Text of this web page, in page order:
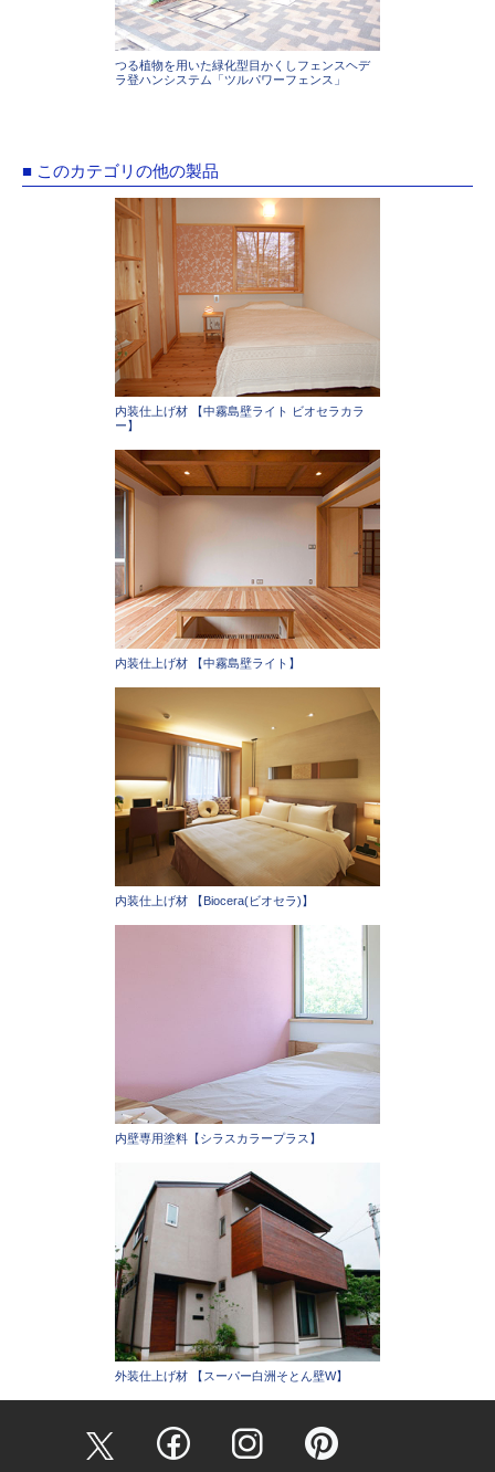
つる植物を用いた緑化型目かくしフェンスヘデ
ラ登ハンシステム「ツルパワーフェンス」
■ このカテゴリの他の製品
内装仕上げ材 【中霧島壁ライト ビオセラカラ
ー】
内装仕上げ材 【中霧島壁ライト】
内装仕上げ材 【Biocera(ビオセラ)】
内壁専用塗料【シラスカラープラス】
外装仕上げ材 【スーパー白洲そとん壁W】